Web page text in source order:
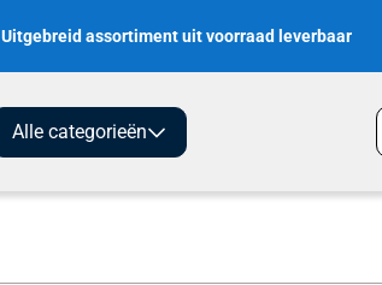
Uitgebreid assortiment uit voorraad leverbaar
Alle categorieën